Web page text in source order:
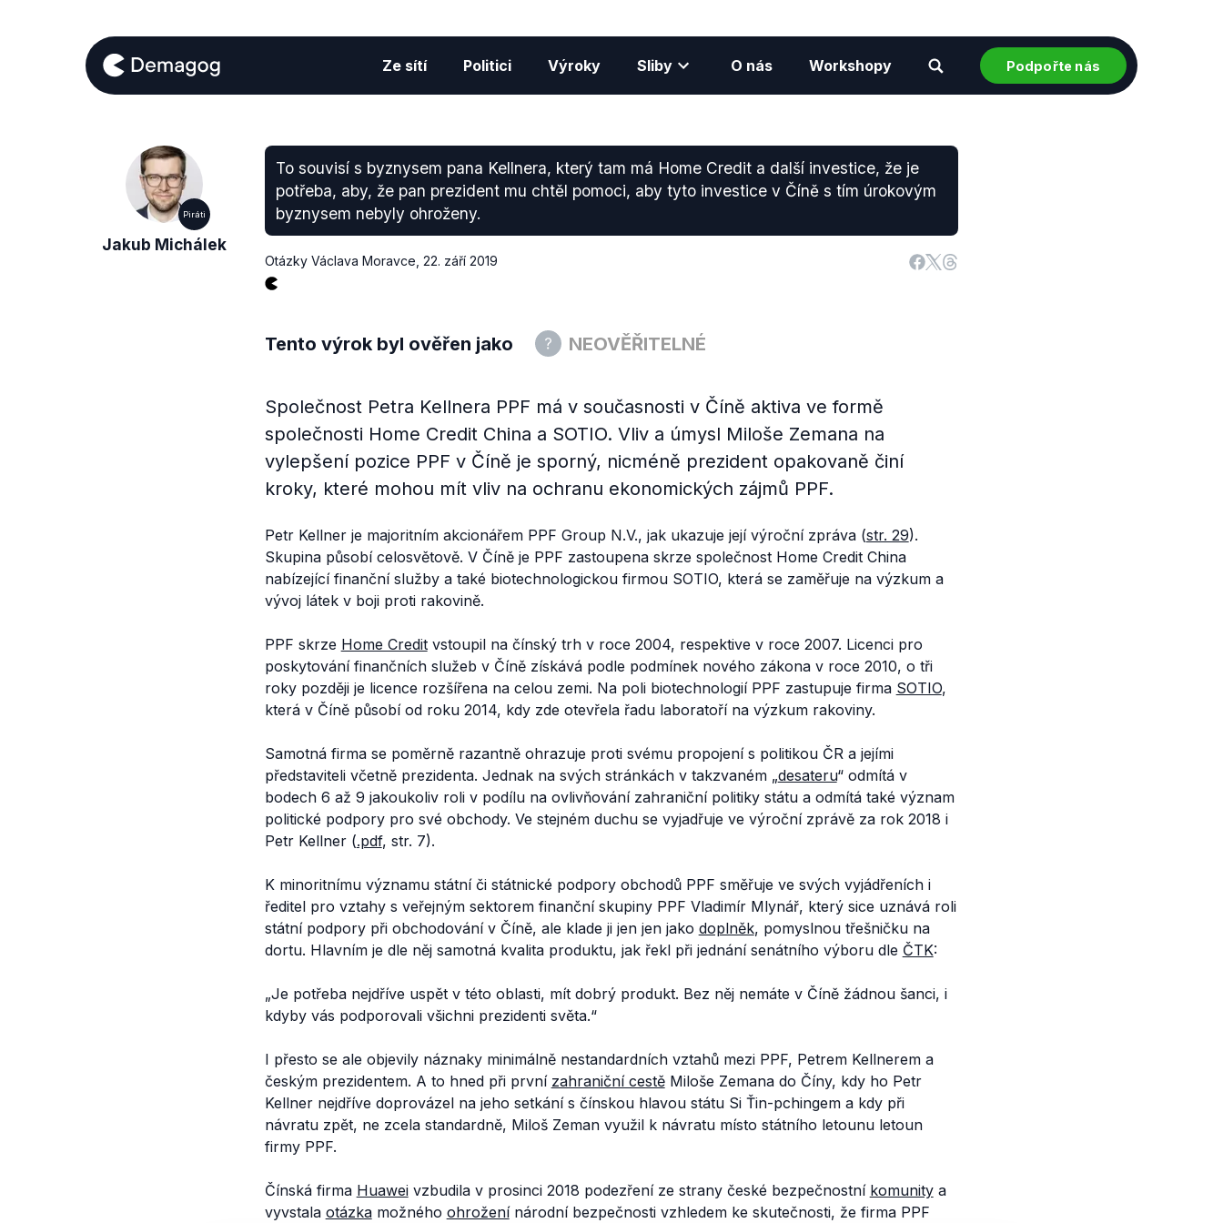
Ze sítí Politici Výroky Sliby O nás Workshopy Podpořte nás
Piráti
Jakub Michálek
To souvisí s byznysem pana Kellnera, který tam má Home Credit a další investice, že je
potřeba, aby, že pan prezident mu chtěl pomoci, aby tyto investice v Číně s tím úrokovým
byznysem nebyly ohroženy.
Otázky Václava Moravce 22. září 2019
Tento výrok byl ověřen jako NEOVĚŘITELNÉ
Společnost Petra Kellnera PPF má v současnosti v Číně aktiva ve formě
společnosti Home Credit China a SOTIO. Vliv a úmysl Miloše Zemana na
vylepšení pozice PPF v Číně je sporný, nicméně prezident opakovaně činí
kroky, které mohou mít vliv na ochranu ekonomických zájmů PPF.
Petr Kellner je majoritním akcionářem PPF Group N.V., jak ukazuje její výroční zpráva (str. 29).
Skupina působí celosvětově. V Číně je PPF zastoupena skrze společnost Home Credit China
nabízející finanční služby a také biotechnologickou firmou SOTIO, která se zaměřuje na výzkum a
vývoj látek v boji proti rakovině.
PPF skrze Home Creditvstoupil na čínský trh v roce 2004, respektive v roce 2007. Licenci pro
poskytování finančních služeb v Číně získává podle podmínek nového zákona v roce 2010, o tři
roky později je licence rozšířena na celou zemi. Na poli biotechnologií PPF zastupuje firma SOTIO,
která v Číně působí od roku 2014, kdy zde otevřela řadu laboratoří na výzkum rakoviny.
Samotná firma se poměrně razantně ohrazuje proti svému propojení s politikou ČR a jejími
představiteli včetně prezidenta. Jednak na svých stránkách v takzvaném „desateru“ odmítá v
bodech 6 až 9 jakoukoliv roli v podílu na ovlivňování zahraniční politiky státu a odmítá také význam
politické podpory pro své obchody. Ve stejném duchu se vyjadřuje ve výroční zprávě za rok 2018 i
Petr Kellner (.pdf, str. 7).
K minoritnímu významu státní či státnické podpory obchodů PPF směřuje ve svých vyjádřeních i
ředitel pro vztahy s veřejným sektorem finanční skupiny PPF Vladimír Mlynář, který sice uznává roli
státní podpory při obchodování v Číně, ale klade ji jen jen jako doplněk, pomyslnou třešničku na
dortu. Hlavním je dle něj samotná kvalita produktu, jak řekl při jednání senátního výboru dle ČTK:
„Je potřeba nejdříve uspět v této oblasti, mít dobrý produkt. Bez něj nemáte v Číně žádnou šanci, i
kdyby vás podporovali všichni prezidenti světa.“
I přesto se ale objevily náznaky minimálně nestandardních vztahů mezi PPF, Petrem Kellnerem a
českým prezidentem. A to hned při první zahraniční cestěMiloše Zemana do Číny, kdy ho Petr
Kellner nejdříve doprovázel na jeho setkání s čínskou hlavou státu Si Ťin-pchingem a kdy při
návratu zpět, ne zcela standardně, Miloš Zeman využil k návratu místo státního letounu letoun
firmy PPF.
Čínská firma Huaweivzbudila v prosinci 2018 podezření ze strany české bezpečnostní komunitya
vyvstala otázkamožného ohroženínárodní bezpečnosti vzhledem ke skutečnosti, že firma PPF